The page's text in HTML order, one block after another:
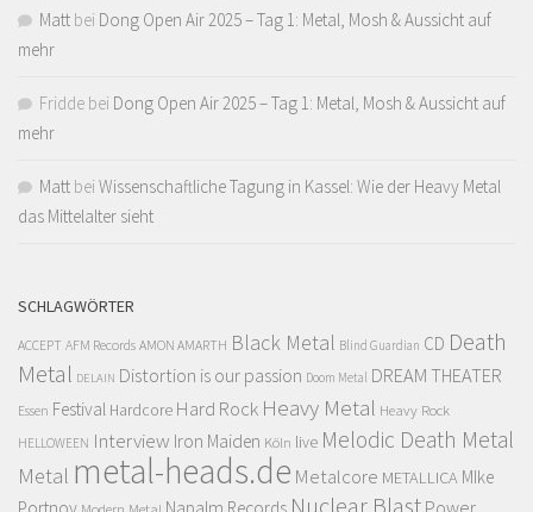
Matt bei Dong Open Air 2025 – Tag 1: Metal, Mosh & Aussicht auf
mehr
Fridde bei Dong Open Air 2025 – Tag 1: Metal, Mosh & Aussicht auf
mehr
Matt bei Wissenschaftliche Tagung in Kassel: Wie der Heavy Metal
das Mittelalter sieht
SCHLAGWÖRTER
ACCEPT AFM Records AMON AMARTH Black Metal Blind Guardian CD Death
Metal DELAIN Distortion is our passion Doom Metal DREAM THEATER
Essen Festival Hardcore Hard Rock Heavy Metal Heavy Rock
HELLOWEEN Interview Iron Maiden Köln live Melodic Death Metal
Metal metal-heads.de Metalcore METALLICA MIke
Portnoy
Napalm Records Nuclear Blast Power